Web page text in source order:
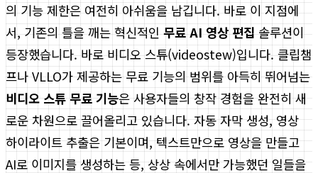
의 기능 제한은 여전히 아쉬움을 남깁니다. 바로 이 지점에
서, 기존의 틀을 깨는 혁신적인 무료 AI 영상 편집 솔루션이
등장했습니다. 바로 비디오 스튜(videostew)입니다. 클립챔
프나 VLLO가 제공하는 무료 기능의 범위를 아득히 뛰어넘는
비디오 스튜 무료 기능은 사용자들의 창작 경험을 완전히 새
로운 차원으로 끌어올리고 있습니다. 자동 자막 생성, 영상
하이라이트 추출은 기본이며, 텍스트만으로 영상을 만들고
AI로 이미지를 생성하는 등, 상상 속에서만 가능했던 일들을